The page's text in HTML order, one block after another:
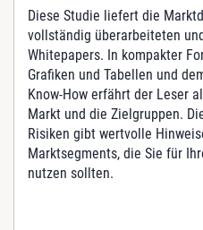
ü
r
S
e
n
i
o
r
e
Diese Studie liefert die
vollständig überarbeiteten
Whitepapers. In kompakter
Grafiken und Tabellen und
Know-How erfährt der Leser
Markt und die Zielgruppen.
Risiken gibt wertvolle
Marktsegments, die Sie für
nutzen sollten.